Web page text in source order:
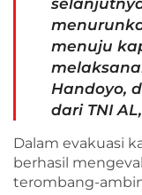
menuju
Handoyo,
dari TNI
Dalam evakuasi
berhasil
terombang-